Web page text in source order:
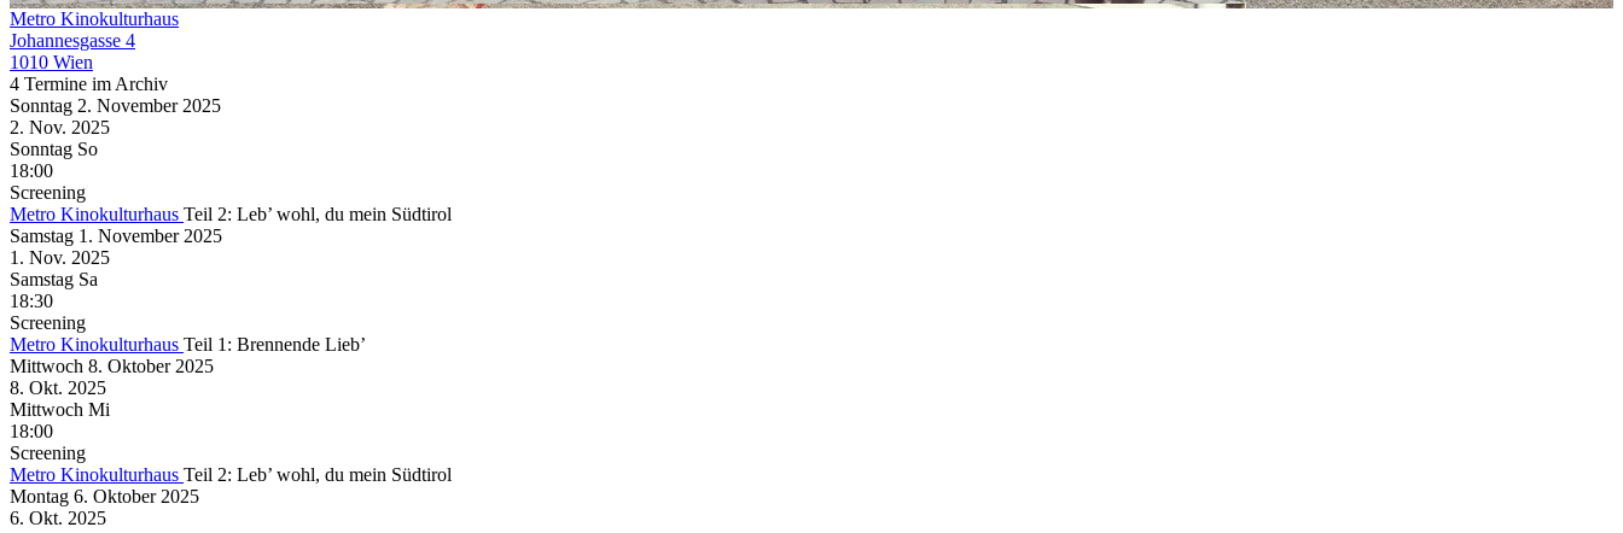
Metro Kinokulturhaus
Johannesgasse 4
1010 Wien
4 Termine im Archiv
Sonntag 2. November 2025
2. Nov. 2025
Sonntag So
18:00
Screening
Metro Kinokulturhaus Teil 2: Leb’ wohl, du mein Südtirol
Samstag 1. November 2025
1. Nov. 2025
Samstag Sa
18:30
Screening
Metro Kinokulturhaus Teil 1: Brennende Lieb’
Mittwoch 8. Oktober 2025
8. Okt. 2025
Mittwoch Mi
18:00
Screening
Metro Kinokulturhaus Teil 2: Leb’ wohl, du mein Südtirol
Montag 6. Oktober 2025
6. Okt. 2025